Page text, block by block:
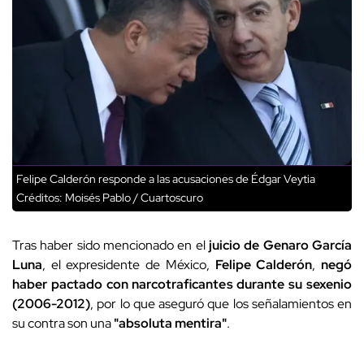
Felipe Calderón responde a las acusaciones de Édgar Veytia
Créditos: Moisés Pablo / Cuartoscuro
Tras haber sido mencionado en eljuicio de Genaro García
Luna, el expresidente de México, Felipe Calderón,negó
haber pactado con narcotraficantes durante su sexenio
(2006-2012), por lo que aseguró que los señalamientos en
su contra son una"absoluta mentira".